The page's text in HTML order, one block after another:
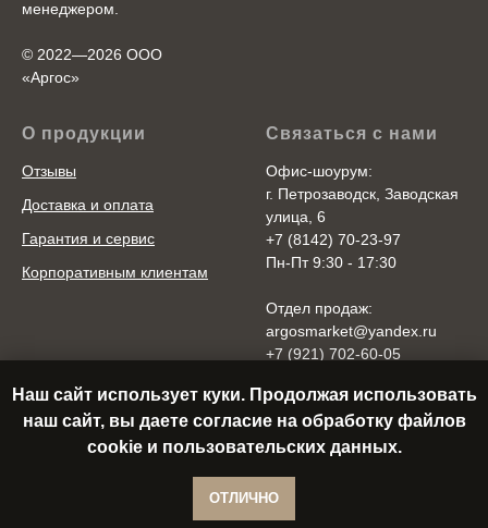
менеджером.
© 2022—2026 ООО
«Аргоc»
О продукции
Отзывы
Доставка и оплата
Гарантия и сервис
Корпоративным клиентам
Связаться с нами
Офис-шоурум:
г. Петрозаводск, Заводская
улица, 6
+7 (8142) 70-23-97
Пн-Пт 9:30 - 17:30
Отдел продаж:
argosmarket@yandex.ru
+7 (921) 702-60-05
Cб-Вс 10:00 - 18:00
Наш сайт использует куки. Продолжая использовать
наш сайт, вы даете согласие на обработку файлов
cookie и пользовательских данных.
ОТЛИЧНО